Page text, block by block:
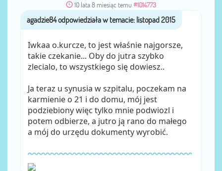
10 lata 8 miesiąc temu #1014773
przezagadzie84
Iwkaa o.kurcze, to jest właśnie najgorsze,
takie czekanie... Oby do jutra szybko
zlecialo, to wszystkiego się dowiesz..
Ja teraz u synusia w szpitalu, poczekam na
karmienie o 21 i do domu, mój jest
podziebiony więc tylko mnie podwiozl i
potem odbierze, a jutro ją rano do małego
a mój do urzędu dokumenty wyrobić.